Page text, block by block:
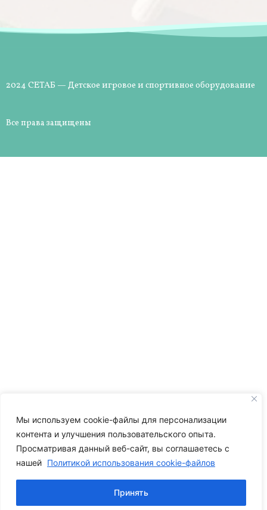
Мы используем cookie-файлы для персонализации
контента и улучшения пользовательского опыта.
Просматривая данный веб-сайт, вы соглашаетесь с
нашей Политикой использования cookie-файлов
Принять
2024 СЕТАБ — Детское игровое и спортивное оборудование
Все права защищены